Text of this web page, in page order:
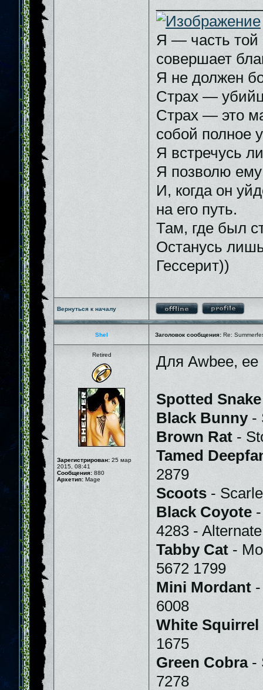
Я — часть той
совершает
Я не должен
Страх —
Страх — это
собой полное
Я встречусь
Я позволю ему
И, когда он
на его путь.
Там, где был
Останусь
Гессерит))
Вернуться к началу
Shel Заголовок сообщения: Re:
Retired
Зарегистрирован: 25 мар
2015, 08:41
Сообщения: 880
Архетип: Mage
Для Awbee, ее
Spotted Snake
Black Bunny-
Brown Rat -
Tamed
2879
Scoots -
Black Coyote
4283 -
Tabby Cat -
5672 1799
Mini Mordant
6008
White Squirrel
1675
Green Cobra-
7278